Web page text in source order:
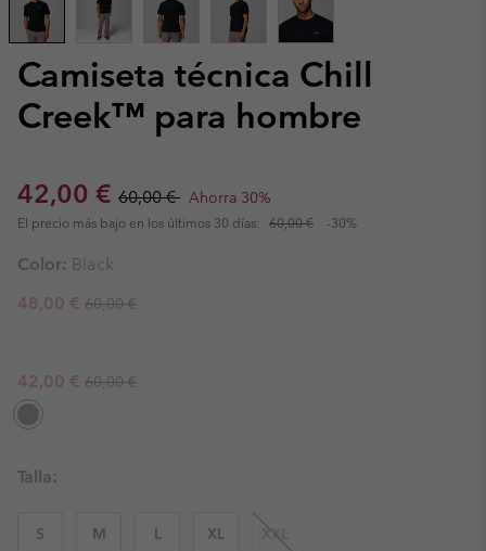
Camiseta técnica Chill
Creek™ para hombre
Sale price:
42,00 € Regular price:
60,00 € Ahorra 30%
El precio más bajo en los últimos 30 días: 60,00 € -30%
Color: Black
Sale price:
48,00 € Regular price:
60,00 €
Sale price:
42,00 € Regular price:
60,00 €
Talla:
S M L XL XXL